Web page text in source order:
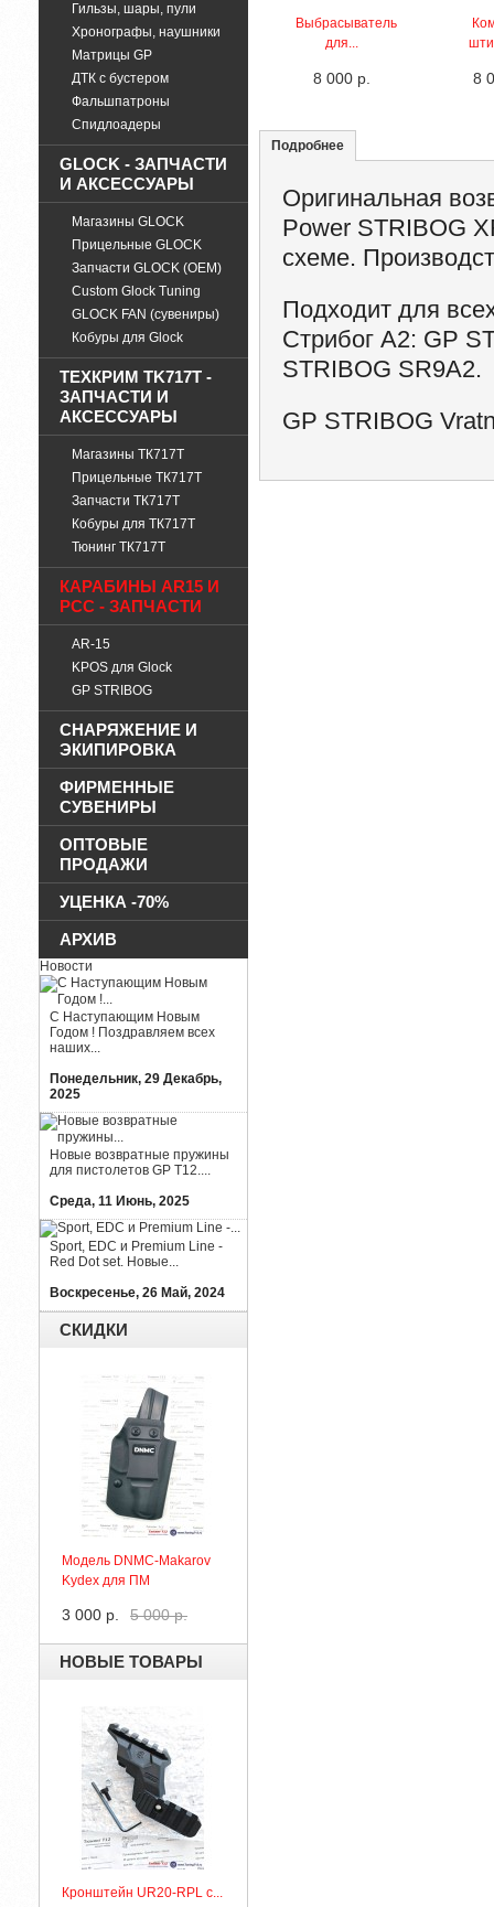
Гильзы, шары, пули
Хронографы, наушники
Матрицы GP
ДТК с бустером
Фальшпатроны
Спидлоадеры
GLOCK - ЗАПЧАСТИ
И АКСЕССУАРЫ
Магазины GLOCK
Прицельные GLOCK
Запчасти GLOCK (OEM)
Custom Glock Tuning
GLOCK FAN (сувениры)
Кобуры для Glock
ТЕХКРИМ TK717T -
ЗАПЧАСТИ И
АКСЕССУАРЫ
Магазины ТК717Т
Прицельные ТК717Т
Запчасти ТК717Т
Кобуры для ТК717Т
Тюнинг ТК717Т
КАРАБИНЫ AR15 И
PCC - ЗАПЧАСТИ
AR-15
KPOS для Glock
GP STRIBOG
СНАРЯЖЕНИЕ И
ЭКИПИРОВКА
ФИРМЕННЫЕ
СУВЕНИРЫ
ОПТОВЫЕ
ПРОДАЖИ
УЦЕНКА -70%
АРХИВ
Новости
С Наступающим Новым
Годом ! Поздравляем всех
наших...
Понедельник, 29 Декабрь,
2025
Новые возвратные пружины
для пистолетов GP T12....
Среда, 11 Июнь, 2025
Sport, EDC и Premium Line -
Red Dot set. Новые...
Воскресенье, 26 Май, 2024
СКИДКИ
Модель DNMC-Makarov
Kydex для ПМ
3 000 р. 5 000 р.
НОВЫЕ ТОВАРЫ
Кронштейн UR20-RPL с...
Выбрасыватель
для...
8 000 р. 8
Подробнее
Оригинальная
Power STRIBOG
схеме.
Подходит для
Стрибог A2: GP
STRIBOG SR9A2.
GP STRIBOG